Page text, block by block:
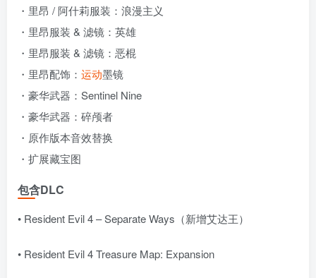
・里昂 / 阿什莉服装：浪漫主义
・里昂服装 & 滤镜：英雄
・里昂服装 & 滤镜：恶棍
・里昂配饰： 运动墨镜
・豪华武器：Sentinel Nine
・豪华武器：碎颅者
・原作版本音效替换
・扩展藏宝图
包含DLC
• Resident Evil 4 – Separate Ways（新增艾达王）
• Resident Evil 4 Treasure Map: Expansion